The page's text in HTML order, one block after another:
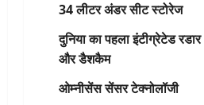
34 लीटर अंडर सीट स्टोरेज
दुनिया का पहला इंटीग्रेटेड रडार
और डैशकैम
ओम्नीसेंस सेंसर टेक्नोलॉजी